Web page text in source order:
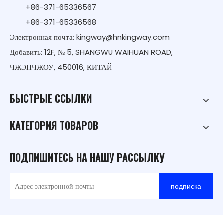
+86-371-65336567
+86-371-65336568
Электронная почта: kingway@hnkingway.com
Добавить: 12F, № 5, SHANGWU WAIHUAN ROAD,
ЧЖЭНЧЖОУ, 450016, КИТАЙ
БЫСТРЫЕ ССЫЛКИ
КАТЕГОРИЯ ТОВАРОВ
ПОДПИШИТЕСЬ НА НАШУ РАССЫЛКУ
подписка